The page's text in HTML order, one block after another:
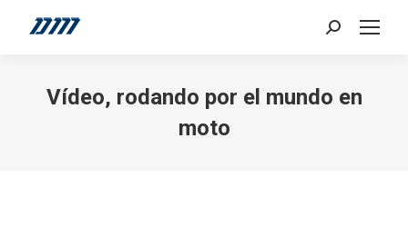
Search:
Vídeo, rodando por el mundo en
moto